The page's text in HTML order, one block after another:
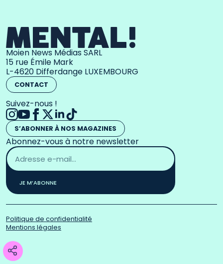
Moien News Médias SARL
15 rue Émile Mark
L-4620 Differdange LUXEMBOURG
CONTACT
Suivez-nous !
S’ABONNER À NOS MAGAZINES
Abonnez-vous à notre newsletter
Adresse
email
*
JE M’ABONNE
Politique de confidentialité
Mentions légales